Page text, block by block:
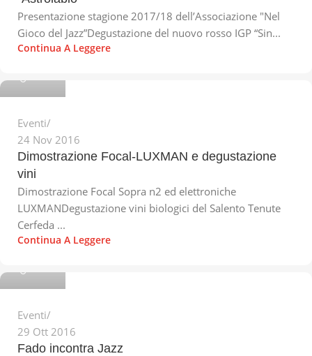
Presentazione stagione 2017/18 dell’Associazione "Nel
Gioco del Jazz”Degustazione del nuovo rosso IGP “Sin...
Continua A Leggere
Eventi
24 Nov 2016
Dimostrazione Focal-LUXMAN e degustazione
vini
Dimostrazione Focal Sopra n2 ed elettroniche
LUXMANDegustazione vini biologici del Salento Tenute
Cerfeda ...
Continua A Leggere
Eventi
29 Ott 2016
Fado incontra Jazz